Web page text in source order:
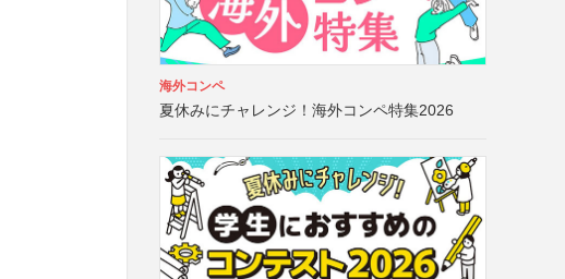
海外コンペ
夏休みにチャレンジ！海外コンペ特集2026